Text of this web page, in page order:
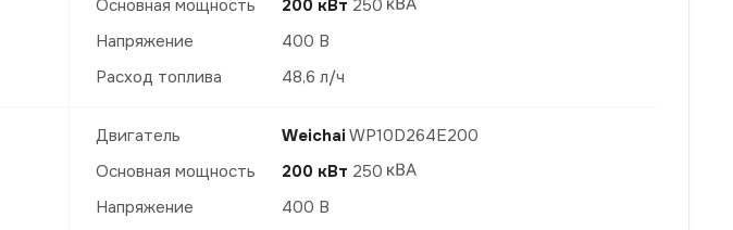
Основная мощность
200 кВт 250
Напряжение
400 В
Расход топлива
48,6 л/ч
Двигатель Weichai WP10D264E200
Основная мощность
200 кВт 250
Напряжение
400 В